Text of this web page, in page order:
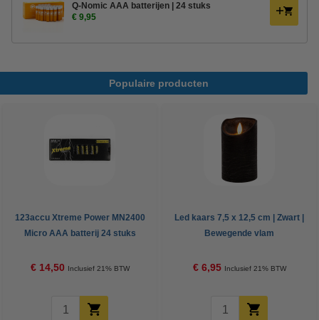
Q-Nomic AAA batterijen | 24 stuks
€ 9,95
Populaire producten
123accu Xtreme Power MN2400
Micro AAA batterij 24 stuks
€ 14,50 Inclusief 21% BTW
Led kaars 7,5 x 12,5 cm | Zwart |
Bewegende vlam
€ 6,95 Inclusief 21% BTW